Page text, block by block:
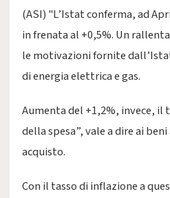
(ASI) "L’Istat conferma, ad
in frenata al +0,5%. Un
le motivazioni fornite
di energia elettrica e gas.
Aumenta del +1,2%, invece, il
della spesa”, vale a dire ai
acquisto.
Con il tasso di inflazione a